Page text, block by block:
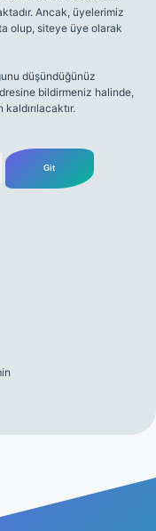
Ancak, üyelerimiz
olup, siteye üye olarak
düşündüğünüz
bildirmeniz halinde,